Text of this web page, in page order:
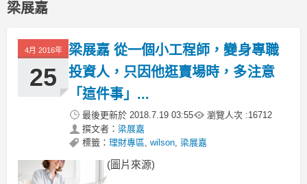
梁展嘉
4月 2016年
25
梁展嘉 從一個小工程師，變身專職
投資人，只因他逛賣場時，多注意
「這件事」...
最後更新於 2018.7.19 03:55 瀏覽人次 :16712
撰文者： 梁展嘉
標籤： 理財專區, wilson, 梁展嘉
(圖片來源)